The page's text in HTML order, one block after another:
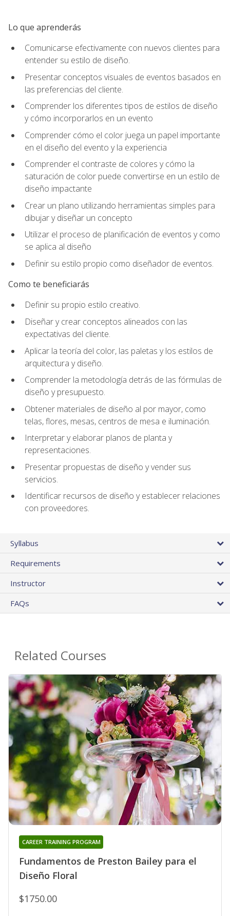
Lo que aprenderás
Comunicarse efectivamente con nuevos clientes para
entender su estilo de diseño.
Presentar conceptos visuales de eventos basados en
las preferencias del cliente.
Comprender los diferentes tipos de estilos de diseño
y cómo incorporarlos en un evento
Comprender cómo el color juega un papel importante
en el diseño del evento y la experiencia
Comprender el contraste de colores y cómo la
saturación de color puede convertirse en un estilo de
diseño impactante
Crear un plano utilizando herramientas simples para
dibujar y diseñar un concepto
Utilizar el proceso de planificación de eventos y como
se aplica al diseño
Definir su estilo propio como diseñador de eventos.
Como te beneficiarás
Definir su propio estilo creativo.
Diseñar y crear conceptos alineados con las
expectativas del cliente.
Aplicar la teoría del color, las paletas y los estilos de
arquitectura y diseño.
Comprender la metodología detrás de las fórmulas de
diseño y presupuesto.
Obtener materiales de diseño al por mayor, como
telas, flores, mesas, centros de mesa e iluminación.
Interpretar y elaborar planos de planta y
representaciones.
Presentar propuestas de diseño y vender sus
servicios.
Identificar recursos de diseño y establecer relaciones
con proveedores.
Syllabus
Requirements
Instructor
FAQs
Related Courses
Fundamentos de Preston Bailey para el
Diseño Floral
CAREER TRAINING PROGRAM
$1750.00